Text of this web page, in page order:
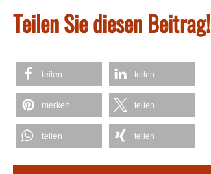
Teilen Sie diesen Beitrag!
teilen teilen
merken teilen
teilen teilen